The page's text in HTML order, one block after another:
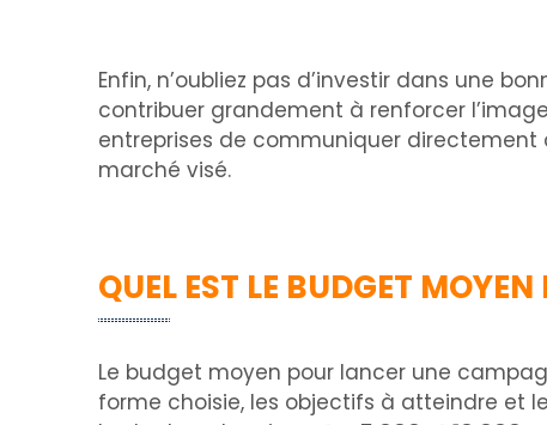
Enfin, n’oubliez pas d’investir dans une
contribuer grandement à renforcer
entreprises de communiquer
marché visé.
QUEL EST LE BUDGET
Le budget moyen pour lancer une
forme choisie, les objectifs à atteindre et